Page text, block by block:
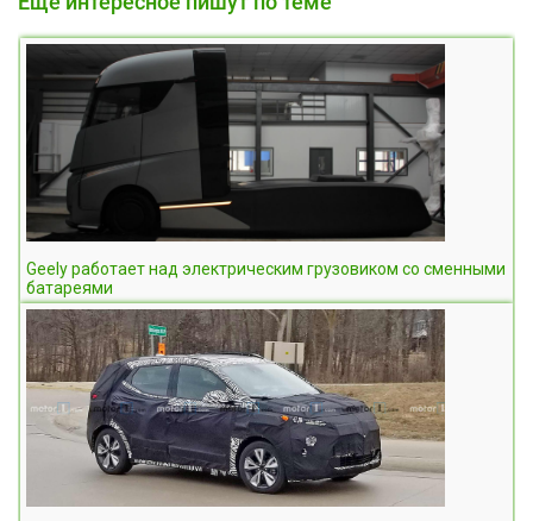
Geely работает над электрическим грузовиком со сменными
батареями